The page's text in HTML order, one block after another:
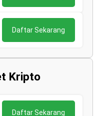
Daftar Sekarang
Kripto
Daftar Sekarang